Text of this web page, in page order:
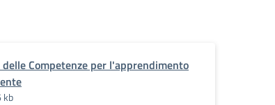
delle Competenze per l'apprendimento
kb